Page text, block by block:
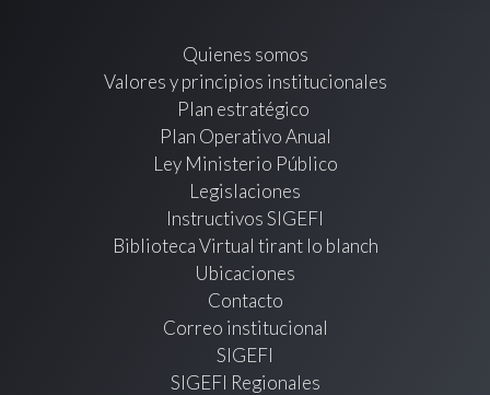
Quienes somos
Valores y principios institucionales
Plan estratégico
Plan Operativo Anual
Ley Ministerio Público
Legislaciones
Instructivos SIGEFI
Biblioteca Virtual tirant lo blanch
Ubicaciones
Contacto
Correo institucional
SIGEFI
SIGEFI Regionales